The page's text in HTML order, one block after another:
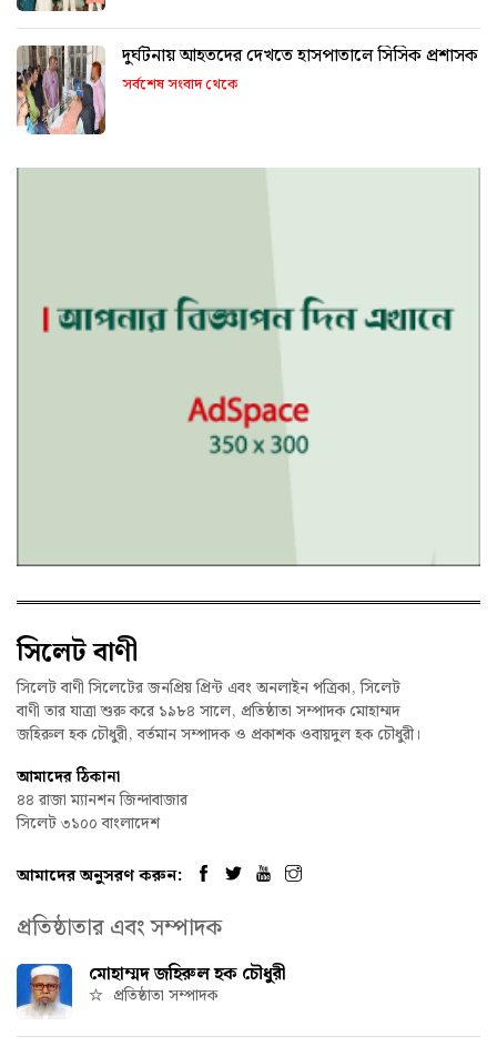
দুর্ঘটনায় আহতদের দেখতে হাসপাতালে সিসিক প্রশাসক
সর্বশেষ সংবাদ থেকে
সিলেট বাণী
সিলেট বাণী সিলেটের জনপ্রিয় প্রিন্ট এবং অনলাইন পত্রিকা, সিলেট
বাণী তার যাত্রা শুরু করে ১৯৮৪ সালে, প্রতিষ্ঠাতা সম্পাদক মোহাম্মদ
জহিরুল হক চৌধুরী, বর্তমান সম্পাদক ও প্রকাশক ওবায়দুল হক চৌধুরী।
আমাদের ঠিকানা
৪৪ রাজা ম্যানশন জিন্দাবাজার
সিলেট ৩১০০ বাংলাদেশ
আমাদের অনুসরণ করুন:
প্রতিষ্ঠাতার এবং সম্পাদক
মোহাম্মদ জহিরুল হক চৌধুরী
প্রতিষ্ঠাতা সম্পাদক